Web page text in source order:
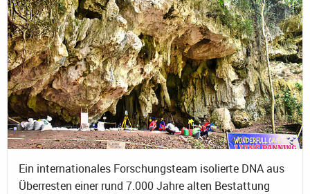
Ein internationales Forschungsteam isolierte DNA aus
Überresten einer rund 7.000 Jahre alten Bestattung